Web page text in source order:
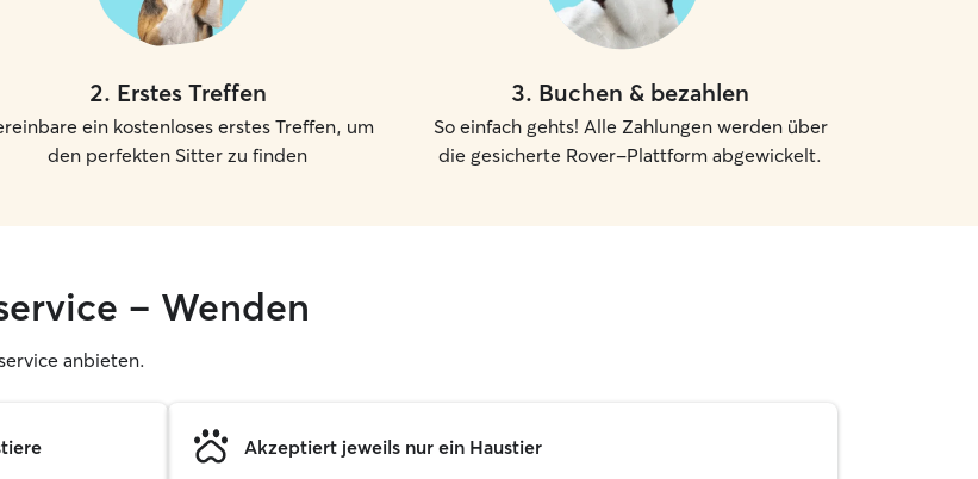
2. Erstes Treffen
ein kostenloses erstes Treffen, um
den perfekten Sitter zu finden
3. Buchen & bezahlen
So einfach gehts! Alle Zahlungen werden über
die gesicherte Rover-Plattform abgewickelt.
– Wenden
anbieten.
Akzeptiert jeweils nur ein Haustier